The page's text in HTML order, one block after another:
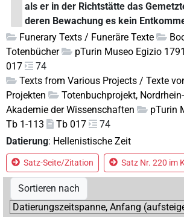
als er in der Richtstätte das
deren Bewachung es kein
Funerary Texts / Funeräre Texte
Totenbücher
pTurin Museo Egizio
017
74
Texts from Various Projects / Texte
Projekten
Totenbuchprojekt,
Akademie der Wissenschaften
pTurin
Tb 1-113
Tb 017
74
Datierung: Hellenistische Zeit
Satz-Seite/Zitation Satz Nr.
Sortieren nach